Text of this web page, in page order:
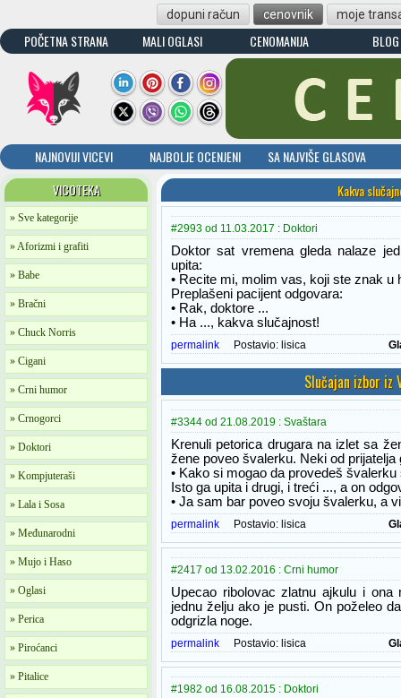
dopuni račun cenovnik moje
POČETNA STRANA MALI OGLASI CENOMANIJA BLOG
NAJNOVIJI VICEVI NAJBOLJE OCENJENI
SA NAJVIŠE GLASOVA
VICOTEKA
» Sve kategorije
» Aforizmi i grafiti
» Babe
» Bračni
» Chuck Norris
» Cigani
» Crni humor
» Crnogorci
» Doktori
» Kompjuteraši
» Lala i Sosa
» Međunarodni
» Mujo i Haso
» Oglasi
» Perica
» Piroćanci
» Pitalice
Kakva
#2993 od 11.03.2017 : Doktori
Doktor sat vremena gleda nalaze
upita:
• Recite mi, molim vas, koji ste znak u
Preplašeni pacijent odgovara:
• Rak, doktore ...
• Ha ..., kakva slučajnost!
permalink Postavio: lisica
Slučajan izbor iz
#3344 od 21.08.2019 : Svaštara
Krenuli petorica drugara na izlet sa
žene poveo švalerku. Neki od prijatelja
• Kako si mogao da provedeš
Isto ga upita i drugi, i treći ..., a on
• Ja sam bar poveo svoju švalerku, a
permalink Postavio: lisica
#2417 od 13.02.2016 : Crni humor
Upecao ribolovac zlatnu ajkulu i
jednu želju ako je pusti. On poželeo
odgrizla noge.
permalink Postavio: lisica
#1982 od 16.08.2015 : Doktori